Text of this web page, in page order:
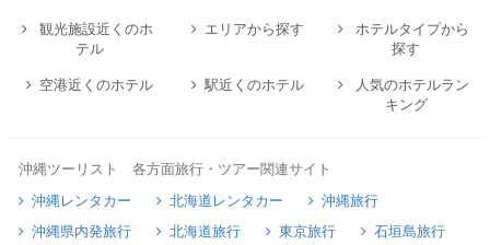
観光施設近くのホ
テル
エリアから探す
ホテルタイプから
探す
空港近くのホテル 駅近くのホテル
人気のホテルラン
キング
沖縄ツーリスト 各方面旅行・ツアー関連サイト
沖縄レンタカー
北海道レンタカー
沖縄旅行
沖縄県内発旅行
北海道旅行 東京旅行 石垣島旅行